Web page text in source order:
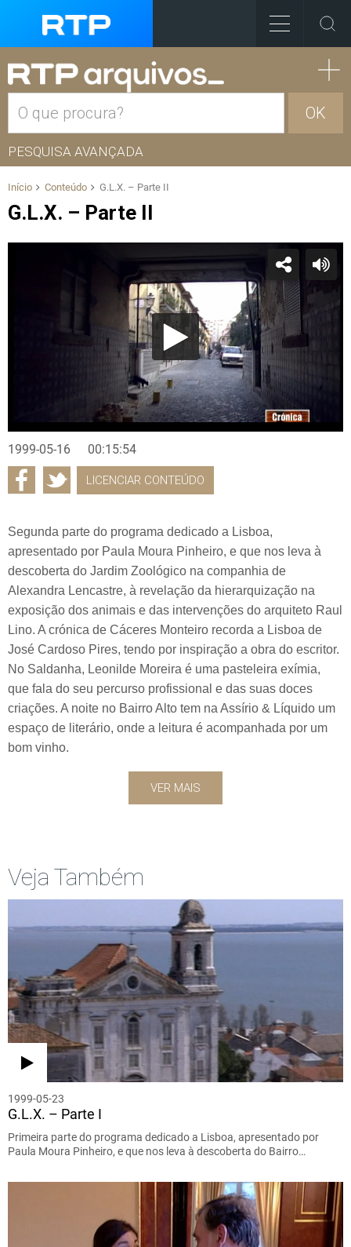
OK
PESQUISA AVANÇADA
Início Conteúdo G.L.X. – Parte II
G.L.X. – Parte II
1999-05-16 00:15:54
LICENCIAR CONTEÚDO
Segunda parte do programa dedicado a Lisboa,
apresentado por Paula Moura Pinheiro, e que nos leva à
descoberta do Jardim Zoológico na companhia de
Alexandra Lencastre, à revelação da hierarquização na
exposição dos animais e das intervenções do arquiteto Raul
Lino. A crónica de Cáceres Monteiro recorda a Lisboa de
José Cardoso Pires, tendo por inspiração a obra do escritor.
No Saldanha, Leonilde Moreira é uma pasteleira exímia,
que fala do seu percurso profissional e das suas doces
criações. A noite no Bairro Alto tem na Assírio & Líquido um
espaço de literário, onde a leitura é acompanhada por um
bom vinho.
VER MAIS
Veja Também
1999-05-23
G.L.X. – Parte I
Primeira parte do programa dedicado a Lisboa, apresentado por
Paula Moura Pinheiro, e que nos leva à descoberta do Bairro…